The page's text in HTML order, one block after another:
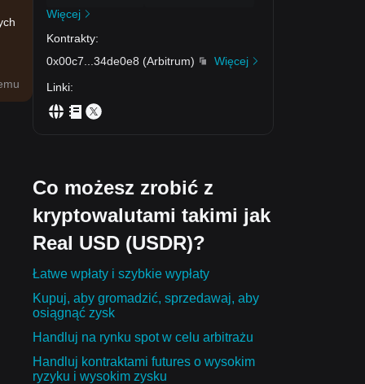
Więcej
Kontrakty:
0x00c7
34de0e8 (Arbitrum)
Więcej
Linki:
Co możesz zrobić z
kryptowalutami takimi jak
Real USD (USDR)?
Łatwe wpłaty i szybkie wypłaty
Kupuj, aby gromadzić, sprzedawaj, aby
osiągnąć zysk
Handluj na rynku spot w celu arbitrażu
Handluj kontraktami futures o wysokim
ryzyku i wysokim zysku